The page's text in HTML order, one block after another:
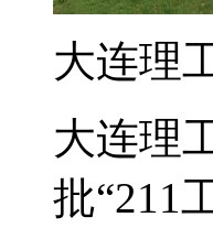
大连理
大连理
批“211